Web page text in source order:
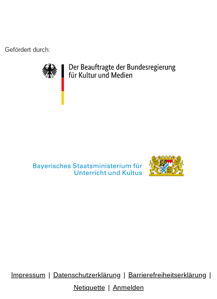
Impressum Datenschutzerklärung
Barrierefreiheitserklärung
Netiquette
Anmelden